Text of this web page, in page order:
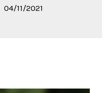
04/11/2021